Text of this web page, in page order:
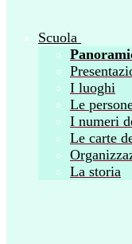
Scuola
I luoghi
Le
I numeri
Le carte
La storia